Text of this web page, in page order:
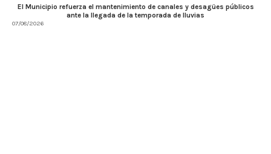
El Municipio refuerza el mantenimiento de canales y desagües públicos
ante la llegada de la temporada de lluvias
07/08/2026